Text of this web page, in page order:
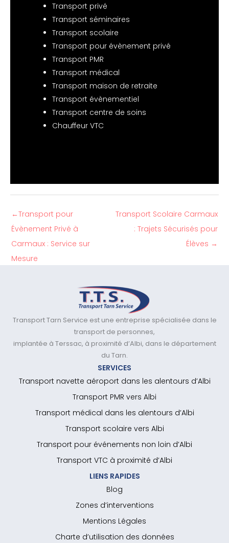
Transport privé
Transport séminaires
Transport scolaire
Transport pour évènement privé
Transport PMR
Transport médical
Transport maison de retraite
Transport évènementiel
Transport centre de soins
Chauffeur VTC
←Transport pour
Évènement Privé à
Carmaux : Service sur
Mesure
Transport Scolaire Carmaux
: Trajets Sécurisés pour
Élèves →
Transport Tarn Service est une entreprise spécialisée dans le
transport de personnes,
implantée à Terssac, à proximité d’Albi, dans le département
du Tarn.
SERVICES
Transport navette aéroport dans les alentours d’Albi
Transport PMR vers Albi
Transport médical dans les alentours d’Albi
Transport scolaire vers Albi
Transport pour événements non loin d’Albi
Transport VTC à proximité d’Albi
LIENS RAPIDES
Blog
Zones d’interventions
Mentions Légales
Charte d’utilisation des données